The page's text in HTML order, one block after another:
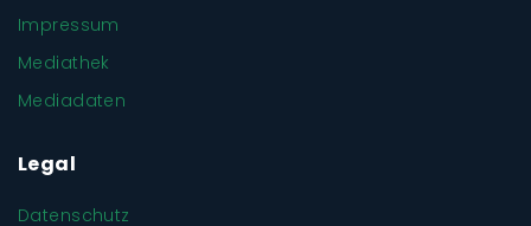
Impressum
Mediathek
Mediadaten
Legal
Datenschutz